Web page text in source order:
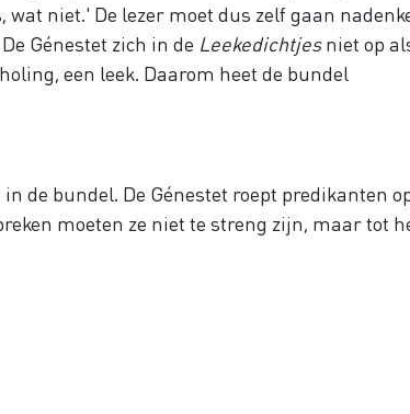
niet.' De lezer moet dus zelf gaan
Génestet zich in de Leekedichtjesniet op
een leek. Daarom heet de bundel
de bundel. De Génestet roept predikanten
moeten ze niet te streng zijn, maar tot